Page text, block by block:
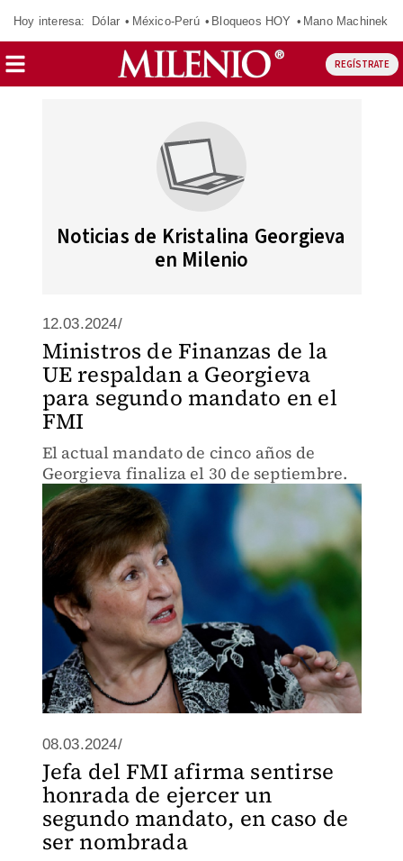
Hoy interesa: Dólar México-Perú Bloqueos HOY Mano Machinek
REGÍSTRATE
Noticias de Kristalina Georgieva
en Milenio
12.03.2024/
Ministros de Finanzas de la
UE respaldan a Georgieva
para segundo mandato en el
FMI
El actual mandato de cinco años de
Georgieva finaliza el 30 de septiembre.
08.03.2024/
Jefa del FMI afirma sentirse
honrada de ejercer un
segundo mandato, en caso de
ser nombrada